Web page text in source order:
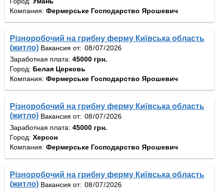
Компания: Фермерське Господарство Ярошевич
Різноробочий на грибну ферму Київська область
(житло) Вакансия от:
Заработная плата: 45000 грн.
Город: Белая Церковь
Компания: Фермерське Господарство Ярошевич
Різноробочий на грибну ферму Київська область
(житло) Вакансия от:
Заработная плата: 45000 грн.
Город: Херсон
Компания: Фермерське Господарство Ярошевич
Різноробочий на грибну ферму Київська область
(житло) Вакансия от: